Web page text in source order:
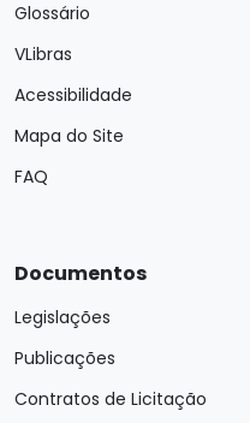
Glossário
VLibras
Acessibilidade
Mapa do Site
FAQ
Documentos
Legislações
Publicações
Contratos de Licitação